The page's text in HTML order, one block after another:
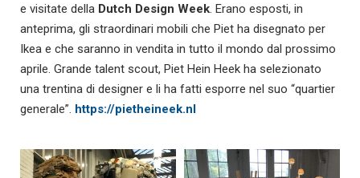
e visitate della Dutch Design Week. Erano esposti, in
anteprima, gli straordinari mobili che Piet ha disegnato per
Ikea e che saranno in vendita in tutto il mondo dal prossimo
aprile. Grande talent scout, Piet Hein Heek ha selezionato
una trentina di designer e li ha fatti esporre nel suo “quartier
generale”. https://pietheineek.nl